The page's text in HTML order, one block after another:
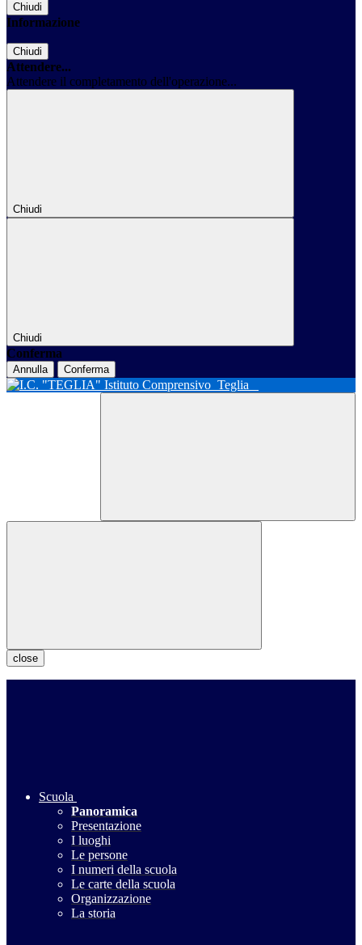
Chiudi
Informazione
Chiudi
Attendere...
Attendere il completamento dell'operazione...
Chiudi
Chiudi
Conferma
Annulla Conferma
Istituto Comprensivo Teglia
close
Scuola
Panoramica
Presentazione
I luoghi
Le persone
I numeri della scuola
Le carte della scuola
Organizzazione
La storia